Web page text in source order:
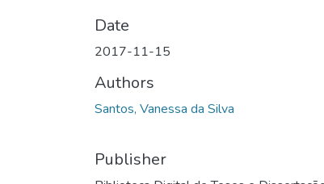
Date
2017-11-15
Authors
Santos, Vanessa da Silva
Publisher